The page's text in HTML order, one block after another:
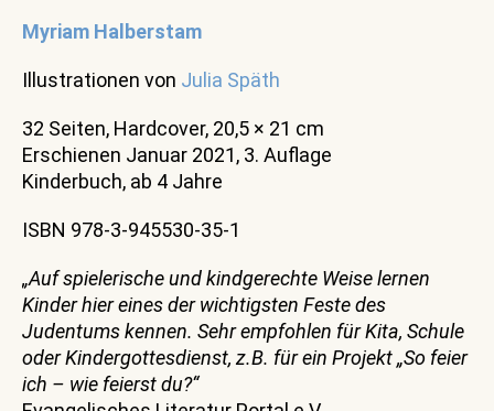
Myriam Halberstam
Illustrationen von Julia Späth
32 Seiten, Hardcover, 20,5 × 21 cm
Erschienen Januar 2021, 3. Auflage
Kinderbuch, ab 4 Jahre
ISBN 978-3-945530-35-1
„Auf spielerische und kindgerechte Weise lernen
Kinder hier eines der wichtigsten Feste des
Judentums kennen. Sehr empfohlen für Kita, Schule
oder Kindergottesdienst, z.B. für ein Projekt „So feier
ich – wie feierst du?“